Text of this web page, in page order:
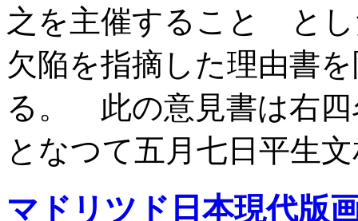
之を主催すること とし
欠陥を指摘した理由書
る。 此の意見書は右四
となつて五月七日平生
マドリツド日本現代